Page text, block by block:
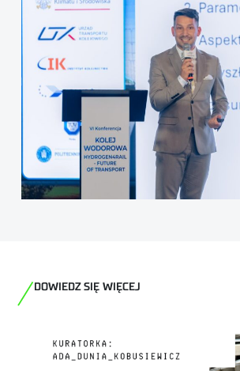
DOWIEDZ SIĘ WIĘCEJ